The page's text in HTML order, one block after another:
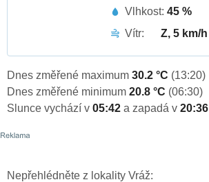
Vlhkost: 45 %
Vítr:
Z, 5 km/h
Dnes změřené maximum 30.2 °C (13:20)
Dnes změřené minimum 20.8 °C (06:30)
Slunce vychází v 05:42 a zapadá v 20:36
Nepřehlédněte z lokality Vráž: